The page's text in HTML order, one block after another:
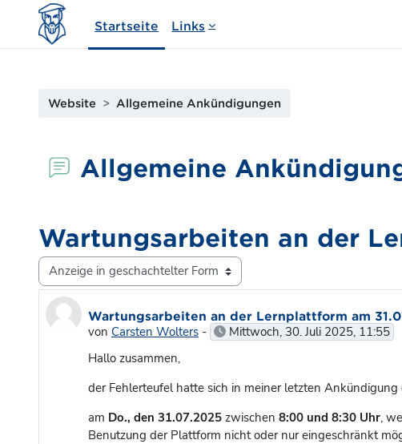
Zum Hauptinhalt
Startseite Links
Website Allgemeine Ankündigungen
Allgemeine
Wartungsarbeiten an der
Anzeigemodus
Wartungsarbeiten an der Lernplattform am
von Carsten Wolters - Mittwoch, 30. Juli 2025, 11:55
Hallo zusammen,
der Fehlerteufel hatte sich in meiner letzten Ankündigung
am Do., den 31.07.2025 zwischen 8:00 und 8:30 Uhr,
Benutzung der Plattform nicht oder nur eingeschränkt